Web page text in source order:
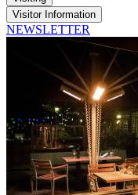
Visitor Information
NEWSLETTER